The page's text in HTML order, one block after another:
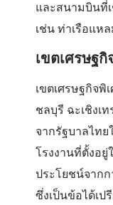
และสนามบินที่
เช่น ท่าเรือแห
เขตเศรษฐ
เขตเศรษฐกิจ
ชลบุรี ฉะเชิงเ
จากรัฐบาลไท
โรงงานที่ตั้งอ
ประโยชน์จาก
ซึ่งเป็นข้อได้เ